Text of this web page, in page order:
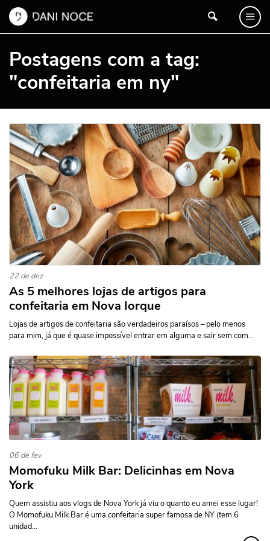
Postagens com a tag:
"confeitaria em ny"
22 de dez
As 5 melhores lojas de artigos para
confeitaria em Nova Iorque
Lojas de artigos de confeitaria são verdadeiros paraísos – pelo menos
para mim, já que é quase impossível entrar em alguma e sair sem com...
06 de fev
Momofuku Milk Bar: Delicinhas em Nova
York
Quem assistiu aos vlogs de Nova York já viu o quanto eu amei esse lugar!
O Momofuku Milk Bar é uma confeitaria super famosa de NY (tem 6
unidad...